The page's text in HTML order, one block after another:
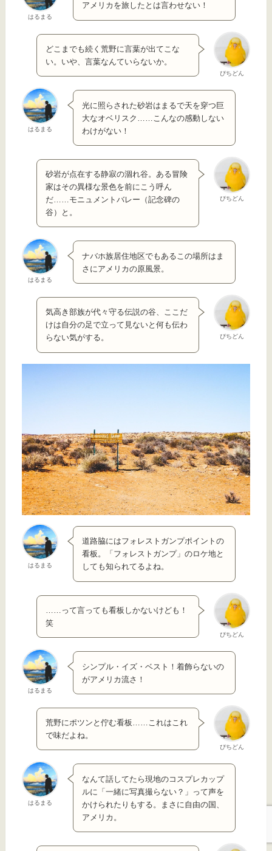
はるまる
アメリカを旅したとは言わせない！
ぴちどん
どこまでも続く荒野に言葉が出てこな
い。いや、言葉なんていらないか。
はるまる
光に照らされた砂岩はまるで天を穿つ巨
大なオベリスク……こんなの感動しない
わけがない！
ぴちどん
砂岩が点在する静寂の涸れ谷。ある冒険
家はその異様な景色を前にこう呼ん
だ……モニュメントバレー（記念碑の
谷）と。
はるまる
ナバホ族居住地区でもあるこの場所はま
さにアメリカの原風景。
ぴちどん
気高き部族が代々守る伝説の谷、ここだ
けは自分の足で立って見ないと何も伝わ
らない気がする。
はるまる
道路脇にはフォレストガンプポイントの
看板。「フォレストガンプ」のロケ地と
しても知られてるよね。
ぴちどん
……って言っても看板しかないけども！
笑
はるまる
シンプル・イズ・ベスト！着飾らないの
がアメリカ流さ！
ぴちどん
荒野にポツンと佇む看板……これはこれ
で味だよね。
はるまる
なんて話してたら現地のコスプレカップ
ルに「一緒に写真撮らない？」って声を
かけられたりもする。まさに自由の国、
アメリカ。